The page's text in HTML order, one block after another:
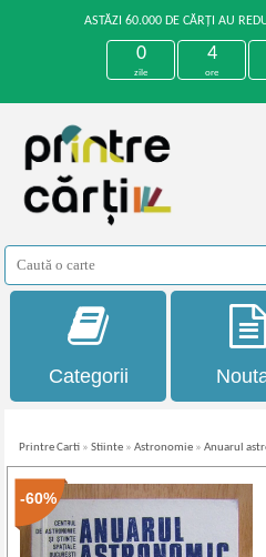
ASTĂZI 60.000 DE CĂRȚI AU
0
zile
4
ore
Categorii
Printre Carti »Stiinte »Astronomie »Anuarul
-60%